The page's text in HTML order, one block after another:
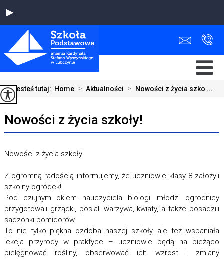
Jesteś tutaj: Home > Aktualności > Nowości z życia szko ...
Nowości z życia szkoły!
Nowości z życia szkoły!
Z ogromną radością informujemy, że uczniowie klasy 8 założyli
szkolny ogródek!
Pod czujnym okiem nauczyciela biologii młodzi ogrodnicy
przygotowali grządki, posiali warzywa, kwiaty, a także posadzili
sadzonki pomidorów.
To nie tylko piękna ozdoba naszej szkoły, ale też wspaniała
lekcja przyrody w praktyce – uczniowie będą na bieżąco
pielęgnować rośliny, obserwować ich wzrost i zmiany